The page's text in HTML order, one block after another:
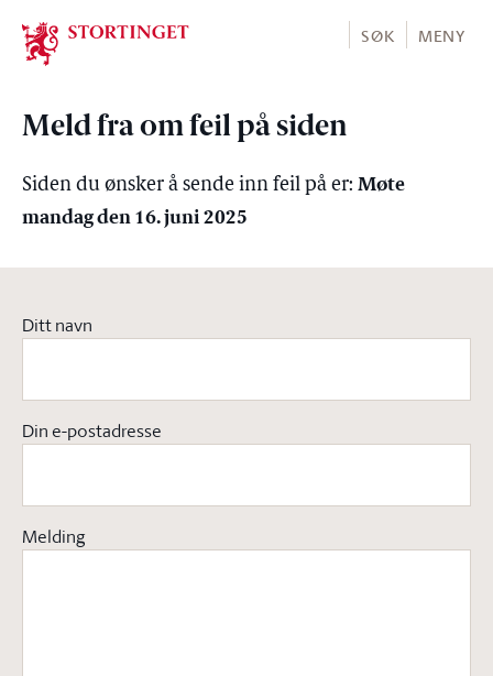
Stortinget.no
SØK MENY
Meld fra om feil på siden
Siden du ønsker å sende inn feil på er: Møte
mandag den 16. juni 2025
Ditt navn
Din e-postadresse
Melding